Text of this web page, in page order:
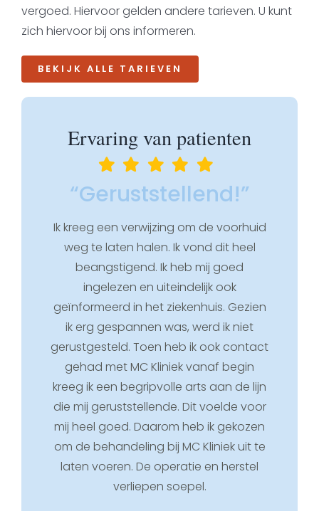
vergoed. Hiervoor gelden andere tarieven. U kunt
zich hiervoor bij ons informeren.
BEKIJK ALLE TARIEVEN
Ervaring van patienten
“Geruststellend!”
Ik kreeg een verwijzing om de voorhuid
weg te laten halen. Ik vond dit heel
beangstigend. Ik heb mij goed
ingelezen en uiteindelijk ook
geïnformeerd in het ziekenhuis. Gezien
ik erg gespannen was, werd ik niet
gerustgesteld. Toen heb ik ook contact
gehad met MC Kliniek vanaf begin
kreeg ik een begripvolle arts aan de lijn
die mij geruststellende. Dit voelde voor
mij heel goed. Daarom heb ik gekozen
om de behandeling bij MC Kliniek uit te
laten voeren. De operatie en herstel
verliepen soepel.